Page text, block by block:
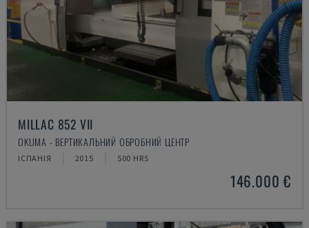
MILLAC 852 VII
OKUMA - ВЕРТИКАЛЬНИЙ ОБРОБНИЙ ЦЕНТР
ІСПАНІЯ 2015 500 HRS
146.000 €